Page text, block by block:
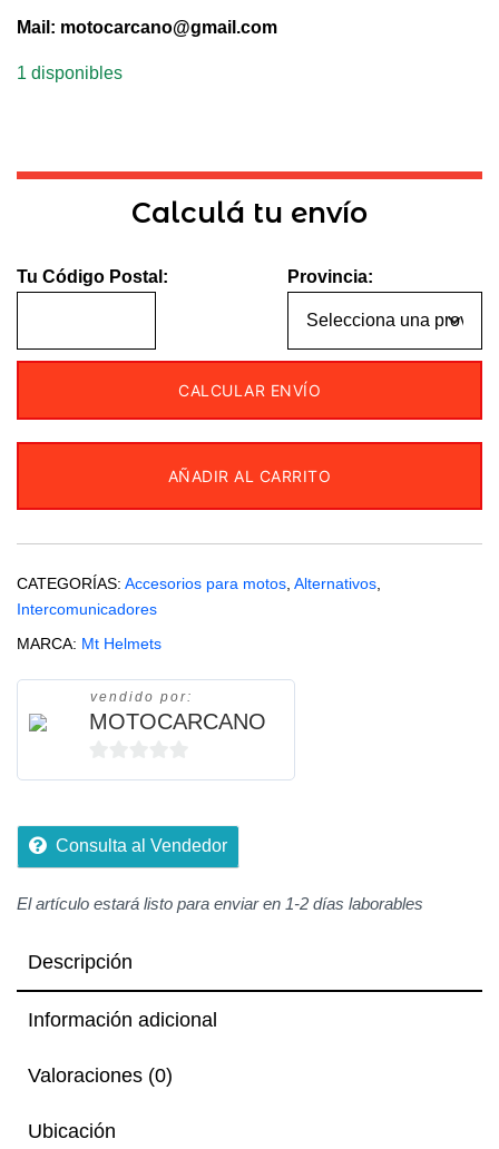
Mail: motocarcano@gmail.com
1 disponibles
Calculá tu envío
Tu Código Postal: Provincia:
CALCULAR ENVÍO
AÑADIR AL CARRITO
CATEGORÍAS: Accesorios para motos Alternativos
Intercomunicadores
MARCA: Mt Helmets
vendido por:
MOTOCARCANO
0
5
Consulta al Vendedor
El artículo estará listo para enviar en 1-2 días laborables
Descripción
Información adicional
Valoraciones (0)
Ubicación